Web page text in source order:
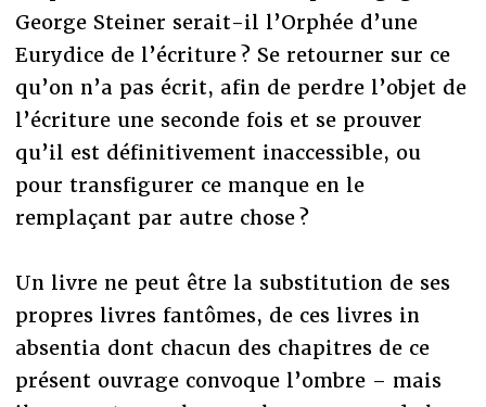
George Steiner serait-il l’Orphée d’une
Eurydice de l’écriture ? Se retourner sur ce
qu’on n’a pas écrit, afin de perdre l’objet de
l’écriture une seconde fois et se prouver
qu’il est définitivement inaccessible, ou
pour transfigurer ce manque en le
remplaçant par autre chose ?
Un livre ne peut être la substitution de ses
propres livres fantômes, de ces livres in
absentia dont chacun des chapitres de ce
présent ouvrage convoque l’ombre – mais